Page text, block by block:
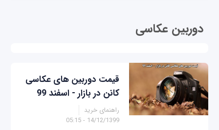
دوربین عکاسی
قیمت دوربین های عکاسی
کانن در بازار - اسفند 99
راهنمای خرید
14/12/1399 - 05:15